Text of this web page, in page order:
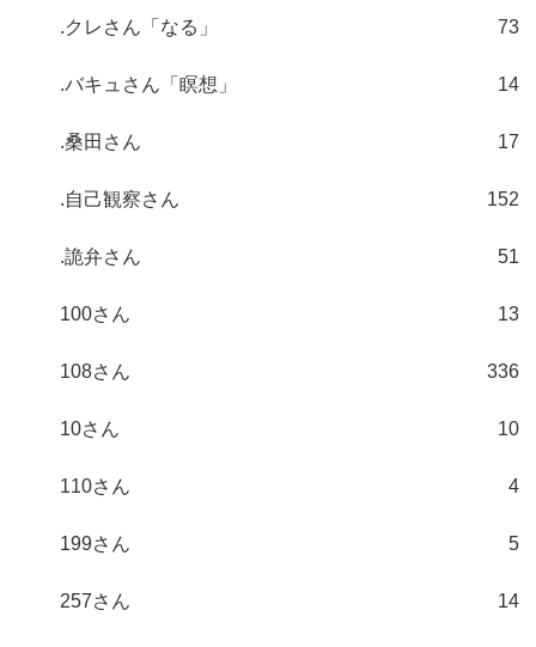
.クレさん「なる」 73
.バキュさん「瞑想」 14
.桑田さん 17
.自己観察さん 152
.詭弁さん 51
100さん 13
108さん 336
10さん 10
110さん 4
199さん 5
257さん 14